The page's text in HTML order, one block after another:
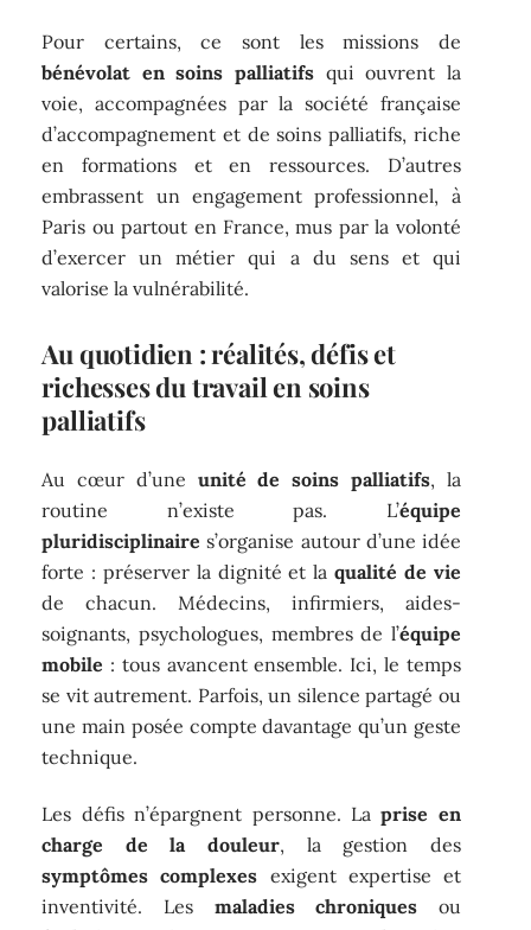
Pour certains, ce sont les missions de
bénévolat en soins palliatifs qui ouvrent la
voie, accompagnées par la société française
d’accompagnement et de soins palliatifs, riche
en formations et en ressources. D’autres
embrassent un engagement professionnel, à
Paris ou partout en France, mus par la volonté
d’exercer un métier qui a du sens et qui
valorise la vulnérabilité.
Au quotidien : réalités, défis et
richesses du travail en soins
palliatifs
Au cœur d’une unité de soins palliatifs, la
routine n’existe pas. L’équipe
pluridisciplinaire s’organise autour d’une idée
forte : préserver la dignité et laqualité de vie
de chacun. Médecins, infirmiers, aides-
soignants, psychologues, membres de l’équipe
mobile : tous avancent ensemble. Ici, le temps
se vit autrement. Parfois, un silence partagé ou
une main posée compte davantage qu’un geste
technique.
Les défis n’épargnent personne. Laprise en
charge de la douleur, la gestion des
symptômes complexes exigent expertise et
inventivité. Les maladies chroniques ou